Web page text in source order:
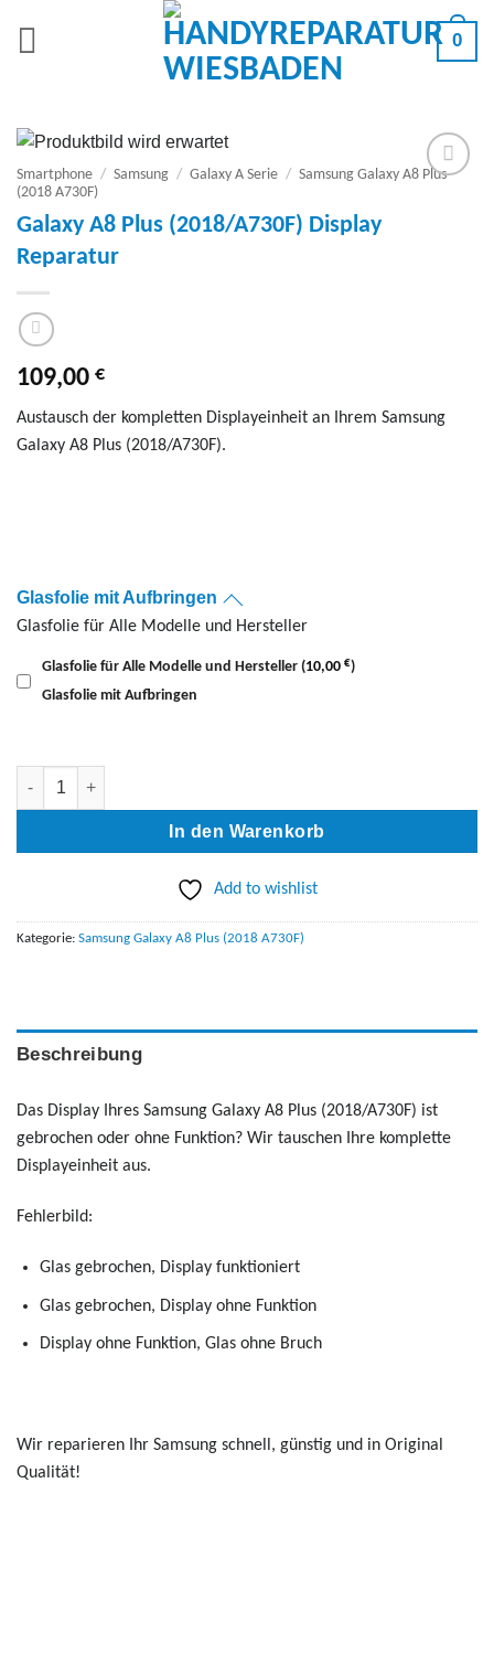
0
Smartphone / Samsung / Galaxy A Serie / Samsung Galaxy A8 Plus
(2018 A730F)
Galaxy A8 Plus (2018/A730F) Display
Reparatur
109,00 €
Austausch der kompletten Displayeinheit an Ihrem Samsung
Galaxy A8 Plus (2018/A730F).
Glasfolie mit Aufbringen
Glasfolie für Alle Modelle und Hersteller
Glasfolie für Alle Modelle und Hersteller (10,00 €)
Glasfolie mit Aufbringen
Galaxy A8 Plus (2018/A730F) Display Reparatur Menge
In den Warenkorb
Add to wishlist
Kategorie: Samsung Galaxy A8 Plus (2018 A730F)
Beschreibung
Das Display Ihres Samsung Galaxy A8 Plus (2018/A730F) ist
gebrochen oder ohne Funktion? Wir tauschen Ihre komplette
Displayeinheit aus.
Fehlerbild:
Glas gebrochen, Display funktioniert
Glas gebrochen, Display ohne Funktion
Display ohne Funktion, Glas ohne Bruch
Wir reparieren Ihr Samsung schnell, günstig und in Original
Qualität!